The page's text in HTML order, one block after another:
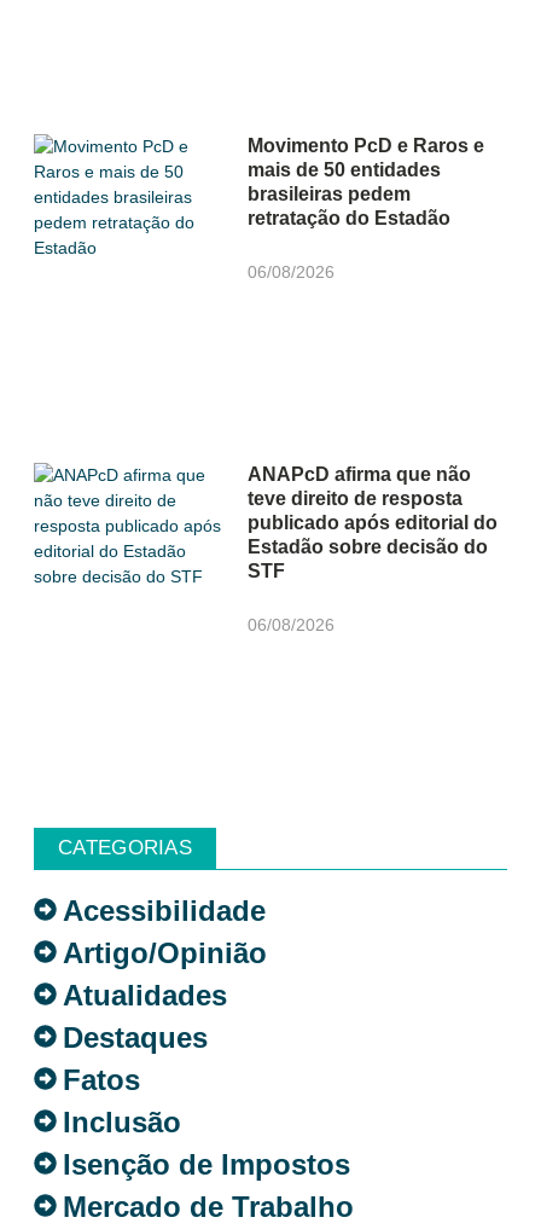
Movimento PcD e Raros e
mais de 50 entidades
brasileiras pedem
retratação do Estadão
06/08/2026
ANAPcD afirma que não
teve direito de resposta
publicado após editorial do
Estadão sobre decisão do
STF
06/08/2026
CATEGORIAS
Acessibilidade
Artigo/Opinião
Atualidades
Destaques
Fatos
Inclusão
Isenção de Impostos
Mercado de Trabalho